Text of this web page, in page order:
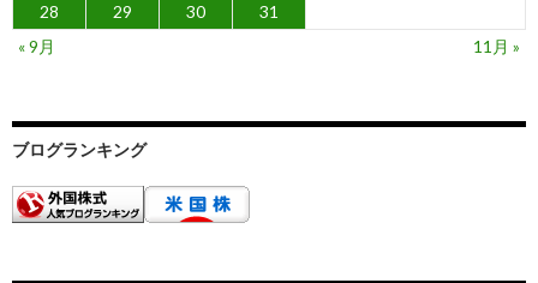
28
29 30
31
« 9月
11月 »
ブログランキング